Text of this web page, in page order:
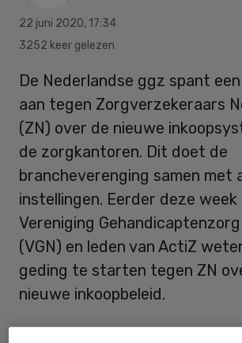
22 juni 2020, 17:34
3252 keer gelezen
De Nederlandse ggz spant
aan tegen Zorgverzekeraars
(ZN) over de nieuwe
de zorgkantoren. Dit doet de
brancheverenging samen met
instellingen. Eerder deze
Vereniging
(VGN) en leden van ActiZ
geding te starten tegen ZN
nieuwe inkoopbeleid.